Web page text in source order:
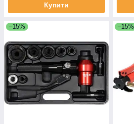
Купити
–15% –15%